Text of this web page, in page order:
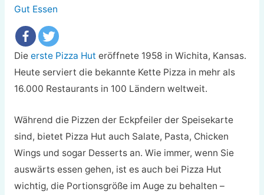
Gut Essen
Die erste Pizza Hut eröffnete 1958 in Wichita, Kansas.
Heute serviert die bekannte Kette Pizza in mehr als
16.000 Restaurants in 100 Ländern weltweit.
Während die Pizzen der Eckpfeiler der Speisekarte
sind, bietet Pizza Hut auch Salate, Pasta, Chicken
Wings und sogar Desserts an. Wie immer, wenn Sie
auswärts essen gehen, ist es auch bei Pizza Hut
wichtig, die Portionsgröße im Auge zu behalten –